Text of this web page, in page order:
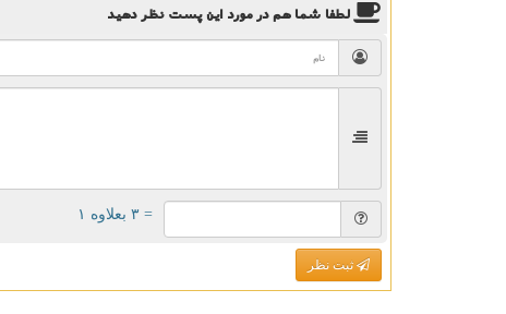
لطفا شما همدر مورد این پستنظر دهید
= ۳ بعلاوه ۱
ثبت نظر